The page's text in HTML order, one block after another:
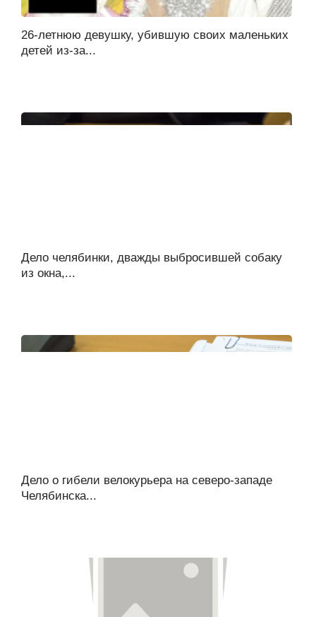
26-летнюю девушку, убившую своих маленьких
детей из-за...
Дело челябинки, дважды выбросившей собаку
из окна,...
Дело о гибели велокурьера на северо-западе
Челябинска...